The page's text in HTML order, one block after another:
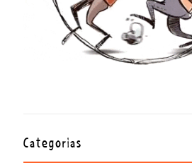
Categorías